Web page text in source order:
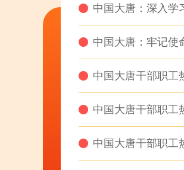
中国大唐：深入学
中国大唐：牢记使
中国大唐干部职工
中国大唐干部职工
中国大唐干部职工